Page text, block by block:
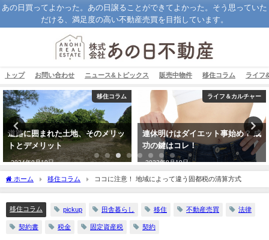
あの日買ってよかった。あの日譲ることができてよかった。そう思っていた
だける、満足度の高い不動産売買を目指しています。
トップ お問い合わせ ニュース&トピックス 販売中物件 移住コラム ライフ
移住コラム
道路に囲まれた土地、そのメリッ
トとデメリット
2024年9月19日
ライフ＆カルチャー
連休明けはダイエット事始め？ 成
功の鍵はコレ！
2022年8月19日
ホーム 移住コラム ココに注意！ 地域によって違う固都税の清算方式
移住コラム pickup 田舎暮らし 移住 不動産売買 法律
契約書 税金 固定資産税 契約